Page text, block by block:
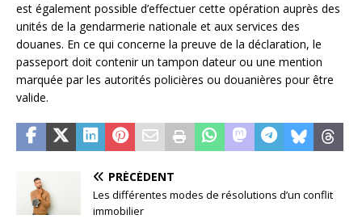
est également possible d’effectuer cette opération auprès des
unités de la gendarmerie nationale et aux services des
douanes. En ce qui concerne la preuve de la déclaration, le
passeport doit contenir un tampon dateur ou une mention
marquée par les autorités policières ou douanières pour être
valide.
PRÉCÉDENT
Les différentes modes de résolutions d’un conflit
immobilier